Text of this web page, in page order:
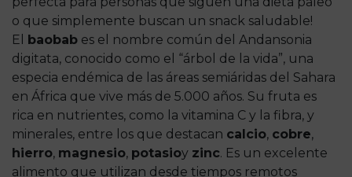
o que simplemente buscan un snack saludable!
El baobab es el nombre común del Andansonia
digitata, conocido como el “árbol de la vida”, una
especia endémica de las áreas semiáridas del Sahara
en África que vive más de 5.000 años. Su fruta es
rica en nutrientes, como la vitamina C y la fibra, y
minerales, entre los que destacan calcio, cobre,
hierro, magnesio, potasioy zinc. Es un excelente
alimento que utilizan desde tiempos remotos